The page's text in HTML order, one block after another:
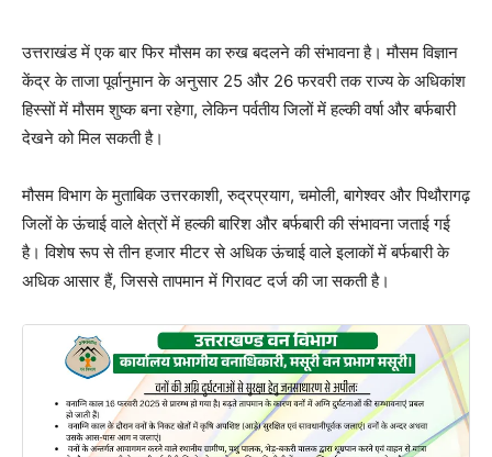
उत्तराखंड में एक बार फिर मौसम का रुख बदलने की संभावना है। मौसम विज्ञान
केंद्र के ताजा पूर्वानुमान के अनुसार 25 और 26 फरवरी तक राज्य के अधिकांश
हिस्सों में मौसम शुष्क बना रहेगा, लेकिन पर्वतीय जिलों में हल्की वर्षा और बर्फबारी
देखने को मिल सकती है।
मौसम विभाग के मुताबिक उत्तरकाशी, रुद्रप्रयाग, चमोली, बागेश्वर और पिथौरागढ़
जिलों के ऊंचाई वाले क्षेत्रों में हल्की बारिश और बर्फबारी की संभावना जताई गई
है। विशेष रूप से तीन हजार मीटर से अधिक ऊंचाई वाले इलाकों में बर्फबारी के
अधिक आसार हैं, जिससे तापमान में गिरावट दर्ज की जा सकती है।